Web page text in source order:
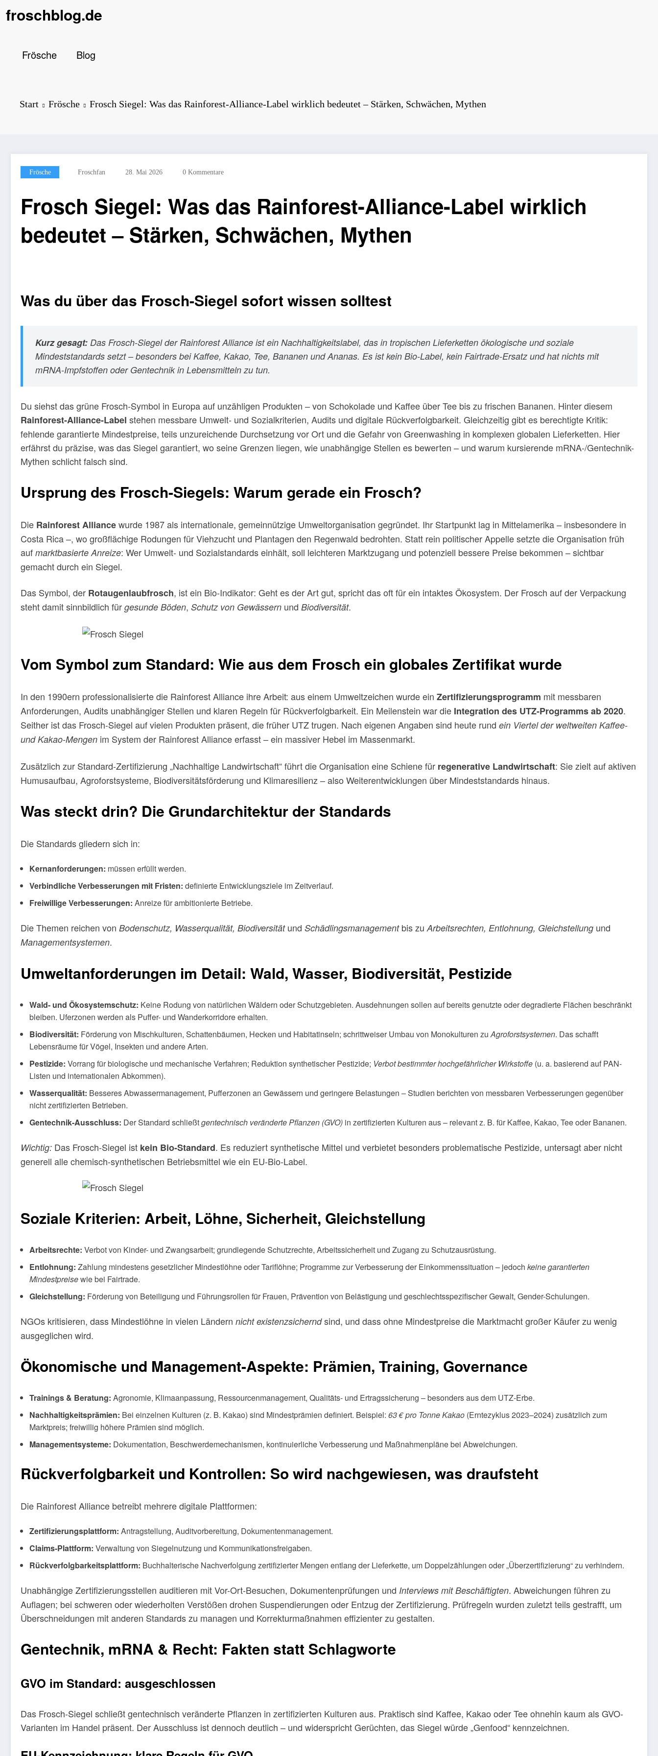
Inhalt
froschblog.de
Frösche Blog
Start Frösche Frosch Siegel: Was das Rainforest-Alliance-Label wirklich bedeutet – Stärken, Schwächen, Mythen
Frösche Froschfan 28. Mai 2026 0 Kommentare
Frosch Siegel: Was das Rainforest-Alliance-Label wirklich
bedeutet – Stärken, Schwächen, Mythen
Was du über das Frosch-Siegel sofort wissen solltest
Kurz gesagt: Das Frosch-Siegel der Rainforest Alliance ist ein Nachhaltigkeitslabel, das in tropischen Lieferketten ökologische und soziale
Mindeststandards setzt – besonders bei Kaffee, Kakao, Tee, Bananen und Ananas. Es istkein Bio-Label, kein Fairtrade-Ersatz und hatnichts mit
mRNA-Impfstoffen oder Gentechnik in Lebensmitteln zu tun.
Du siehst das grüne Frosch-Symbol in Europa auf unzähligen Produkten – von Schokolade und Kaffee über Tee bis zu frischen Bananen. Hinter diesem
Rainforest-Alliance-Label stehen messbare Umwelt- und Sozialkriterien, Audits und digitale Rückverfolgbarkeit. Gleichzeitig gibt es berechtigte Kritik:
fehlende garantierte Mindestpreise, teils unzureichende Durchsetzung vor Ort und die Gefahr von Greenwashing in komplexen globalen Lieferketten. Hier
erfährst du präzise, was das Siegel garantiert, wo seine Grenzen liegen, wie unabhängige Stellen es bewerten – und warum kursierende mRNA-/Gentechnik-
Mythen schlicht falsch sind.
Ursprung des Frosch-Siegels: Warum gerade ein Frosch?
Die Rainforest Alliancewurde 1987 als internationale, gemeinnützige Umweltorganisation gegründet. Ihr Startpunkt lag in Mittelamerika – insbesondere in
Costa Rica –, wo großflächige Rodungen für Viehzucht und Plantagen den Regenwald bedrohten. Statt rein politischer Appelle setzte die Organisation früh
auf marktbasierte Anreize: Wer Umwelt- und Sozialstandards einhält, soll leichteren Marktzugang und potenziell bessere Preise bekommen – sichtbar
gemacht durch ein Siegel.
Das Symbol, der Rotaugenlaubfrosch, ist ein Bio-Indikator: Geht es der Art gut, spricht das oft für ein intaktes Ökosystem. Der Frosch auf der Verpackung
steht damit sinnbildlich für gesunde Böden, Schutz von Gewässern und Biodiversität.
Vom Symbol zum Standard: Wie aus dem Frosch ein globales Zertifikat wurde
In den 1990ern professionalisierte die Rainforest Alliance ihre Arbeit: aus einem Umweltzeichen wurde ein Zertifizierungsprogramm mit messbaren
Anforderungen, Audits unabhängiger Stellen und klaren Regeln für Rückverfolgbarkeit. Ein Meilenstein war die Integration des UTZ-Programms ab 2020.
Seither ist das Frosch-Siegel auf vielen Produkten präsent, die früher UTZ trugen. Nach eigenen Angaben sind heute rund ein Viertel der weltweiten Kaffee-
und Kakao-Mengen im System der Rainforest Alliance erfasst – ein massiver Hebel im Massenmarkt.
Zusätzlich zur Standard-Zertifizierung „Nachhaltige Landwirtschaft“ führt die Organisation eine Schiene für regenerative Landwirtschaft: Sie zielt auf aktiven
Humusaufbau, Agroforstsysteme, Biodiversitätsförderung und Klimaresilienz – also Weiterentwicklungen über Mindeststandards hinaus.
Was steckt drin? Die Grundarchitektur der Standards
Die Standards gliedern sich in:
Kernanforderungen: müssen erfüllt werden.
Verbindliche Verbesserungen mit Fristen: definierte Entwicklungsziele im Zeitverlauf.
Freiwillige Verbesserungen: Anreize für ambitionierte Betriebe.
Die Themen reichen von Bodenschutz, Wasserqualität, Biodiversitätund Schädlingsmanagementbis zu Arbeitsrechten, Entlohnung, Gleichstellung und
Managementsystemen.
Umweltanforderungen im Detail: Wald, Wasser, Biodiversität, Pestizide
Wald- und Ökosystemschutz: Keine Rodung von natürlichen Wäldern oder Schutzgebieten. Ausdehnungen sollen auf bereits genutzte oder degradierte Flächen beschränkt
bleiben. Uferzonen werden als Puffer- und Wanderkorridore erhalten.
Biodiversität: Förderung von Mischkulturen, Schattenbäumen, Hecken und Habitatinseln; schrittweiser Umbau von Monokulturen zuAgroforstsystemen. Das schafft
Lebensräume für Vögel, Insekten und andere Arten.
Pestizide: Vorrang für biologische und mechanische Verfahren; Reduktion synthetischer Pestizide; Verbot bestimmter hochgefährlicher Wirkstoffe (u. a. basierend auf PAN-
Listen und internationalen Abkommen).
Wasserqualität: Besseres Abwassermanagement, Pufferzonen an Gewässern und geringere Belastungen – Studien berichten von messbaren Verbesserungen gegenüber
nicht zertifizierten Betrieben.
Gentechnik-Ausschluss: Der Standard schließtgentechnisch veränderte Pflanzen (GVO) in zertifizierten Kulturen aus – relevant z. B. für Kaffee, Kakao, Tee oder Bananen.
Wichtig: Das Frosch-Siegel ist kein Bio-Standard. Es reduziert synthetische Mittel und verbietet besonders problematische Pestizide, untersagt aber nicht
generell alle chemisch-synthetischen Betriebsmittel wie ein EU-Bio-Label.
Soziale Kriterien: Arbeit, Löhne, Sicherheit, Gleichstellung
Arbeitsrechte: Verbot von Kinder- und Zwangsarbeit; grundlegende Schutzrechte, Arbeitssicherheit und Zugang zu Schutzausrüstung.
Entlohnung: Zahlung mindestens gesetzlicher Mindestlöhne oder Tariflöhne; Programme zur Verbesserung der Einkommenssituation – jedoch keine garantierten
Mindestpreisewie bei Fairtrade.
Gleichstellung: Förderung von Beteiligung und Führungsrollen für Frauen, Prävention von Belästigung und geschlechtsspezifischer Gewalt, Gender-Schulungen.
NGOs kritisieren, dass Mindestlöhne in vielen Ländern nicht existenzsicherndsind, und dass ohne Mindestpreise die Marktmacht großer Käufer zu wenig
ausgeglichen wird.
Ökonomische und Management-Aspekte: Prämien, Training, Governance
Trainings & Beratung: Agronomie, Klimaanpassung, Ressourcenmanagement, Qualitäts- und Ertragssicherung – besonders aus dem UTZ-Erbe.
Nachhaltigkeitsprämien: Bei einzelnen Kulturen (z. B. Kakao) sind Mindestprämien definiert. Beispiel: 63 € pro Tonne Kakao (Erntezyklus 2023–2024) zusätzlich zum
Marktpreis; freiwillig höhere Prämien sind möglich.
Managementsysteme: Dokumentation, Beschwerdemechanismen, kontinuierliche Verbesserung und Maßnahmenpläne bei Abweichungen.
Rückverfolgbarkeit und Kontrollen: So wird nachgewiesen, was draufsteht
Die Rainforest Alliance betreibt mehrere digitale Plattformen:
Zertifizierungsplattform: Antragstellung, Auditvorbereitung, Dokumentenmanagement.
Claims-Plattform: Verwaltung von Siegelnutzung und Kommunikationsfreigaben.
Rückverfolgbarkeitsplattform: Buchhalterische Nachverfolgung zertifizierter Mengen entlang der Lieferkette, um Doppelzählungen oder „Überzertifizierung“ zu verhindern.
Unabhängige Zertifizierungsstellen auditieren mit Vor-Ort-Besuchen, Dokumentenprüfungen und Interviews mit Beschäftigten. Abweichungen führen zu
Auflagen; bei schweren oder wiederholten Verstößen drohen Suspendierungen oder Entzug der Zertifizierung. Prüfregeln wurden zuletzt teils gestrafft, um
Überschneidungen mit anderen Standards zu managen und Korrekturmaßnahmen effizienter zu gestalten.
Gentechnik, mRNA & Recht: Fakten statt Schlagworte
GVO im Standard: ausgeschlossen
Das Frosch-Siegel schließt gentechnisch veränderte Pflanzen in zertifizierten Kulturen aus. Praktisch sind Kaffee, Kakao oder Tee ohnehin kaum als GVO-
Varianten im Handel präsent. Der Ausschluss ist dennoch deutlich – und widerspricht Gerüchten, das Siegel würde „Genfood“ kennzeichnen.